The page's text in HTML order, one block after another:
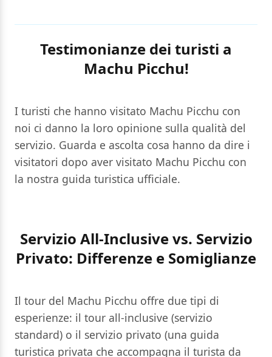
Testimonianze dei turisti a
Machu Picchu!
I turisti che hanno visitato Machu Picchu con
noi ci danno la loro opinione sulla qualità del
servizio. Guarda e ascolta cosa hanno da dire i
visitatori dopo aver visitato Machu Picchu con
la nostra guida turistica ufficiale.
Servizio All-Inclusive vs. Servizio
Privato: Differenze e Somiglianze
Il tour del Machu Picchu offre due tipi di
esperienze: il tour all-inclusive (servizio
standard) o il servizio privato (una guida
turistica privata che accompagna il turista da